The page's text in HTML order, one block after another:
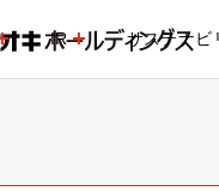
IR サステナビ